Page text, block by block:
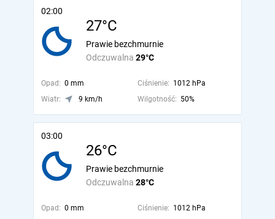
02:00
27°C
Odczuwalna 29°C
Prawie bezchmurnie
Opad: 0 mm Ciśnienie: 1012 hPa
Wiatr:
9 km/h Wilgotność: 50%
03:00
26°C
Odczuwalna 28°C
Prawie bezchmurnie
Opad: 0 mm Ciśnienie: 1012 hPa